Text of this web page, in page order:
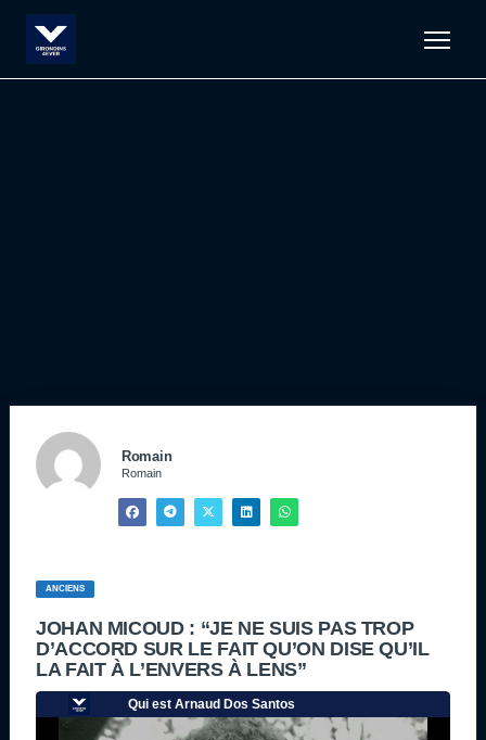
Romain
Romain
ANCIENS
JOHAN MICOUD : “JE NE SUIS PAS TROP
D’ACCORD SUR LE FAIT QU’ON DISE QU’IL
LA FAIT À L’ENVERS À LENS”